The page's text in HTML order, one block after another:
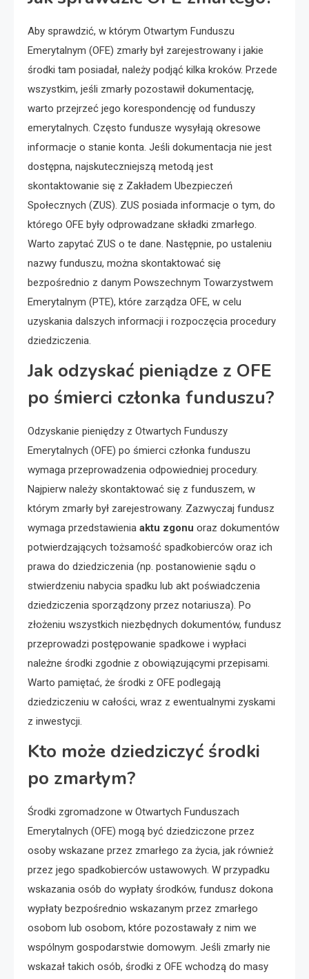
Aby sprawdzić, w którym Otwartym Funduszu
Emerytalnym (OFE) zmarły był zarejestrowany i jakie
środki tam posiadał, należy podjąć kilka kroków. Przede
wszystkim, jeśli zmarły pozostawił dokumentację,
warto przejrzeć jego korespondencję od funduszy
emerytalnych. Często fundusze wysyłają okresowe
informacje o stanie konta. Jeśli dokumentacja nie jest
dostępna, najskuteczniejszą metodą jest
skontaktowanie się z Zakładem Ubezpieczeń
Społecznych (ZUS). ZUS posiada informacje o tym, do
którego OFE były odprowadzane składki zmarłego.
Warto zapytać ZUS o te dane. Następnie, po ustaleniu
nazwy funduszu, można skontaktować się
bezpośrednio z danym Powszechnym Towarzystwem
Emerytalnym (PTE), które zarządza OFE, w celu
uzyskania dalszych informacji i rozpoczęcia procedury
dziedziczenia.
Jak odzyskać pieniądze z OFE
po śmierci członka funduszu?
Odzyskanie pieniędzy z Otwartych Funduszy
Emerytalnych (OFE) po śmierci członka funduszu
wymaga przeprowadzenia odpowiedniej procedury.
Najpierw należy skontaktować się z funduszem, w
którym zmarły był zarejestrowany. Zazwyczaj fundusz
wymaga przedstawienia aktu zgonu oraz dokumentów
potwierdzających tożsamość spadkobierców oraz ich
prawa do dziedziczenia (np. postanowienie sądu o
stwierdzeniu nabycia spadku lub akt poświadczenia
dziedziczenia sporządzony przez notariusza). Po
złożeniu wszystkich niezbędnych dokumentów, fundusz
przeprowadzi postępowanie spadkowe i wypłaci
należne środki zgodnie z obowiązującymi przepisami.
Warto pamiętać, że środki z OFE podlegają
dziedziczeniu w całości, wraz z ewentualnymi zyskami
z inwestycji.
Kto może dziedziczyć środki
po zmarłym?
Środki zgromadzone w Otwartych Funduszach
Emerytalnych (OFE) mogą być dziedziczone przez
osoby wskazane przez zmarłego za życia, jak również
przez jego spadkobierców ustawowych. W przypadku
wskazania osób do wypłaty środków, fundusz dokona
wypłaty bezpośrednio wskazanym przez zmarłego
osobom lub osobom, które pozostawały z nim we
wspólnym gospodarstwie domowym. Jeśli zmarły nie
wskazał takich osób, środki z OFE wchodzą do masy